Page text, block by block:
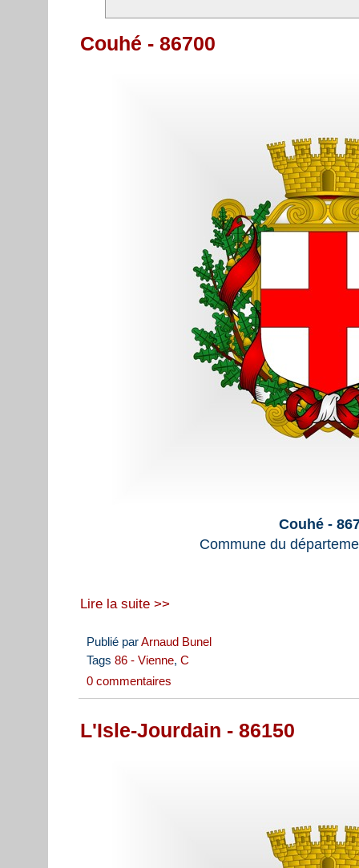
Couhé - 86700
Couhé -
Commune du
Lire la suite >>
Publié parArnaud Bunel
Tags 86 - Vienne, C
0 commentaires
L'Isle-Jourdain - 86150